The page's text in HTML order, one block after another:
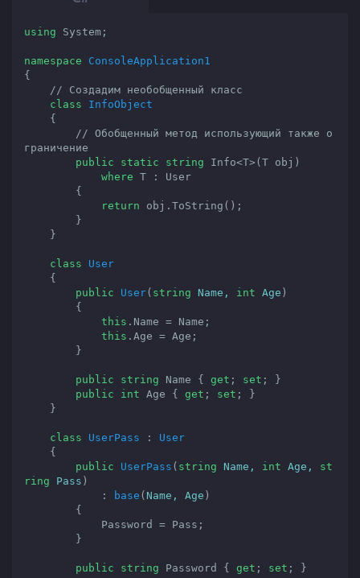
using System;
namespace
ConsoleApplication1
{
// Создадим необобщенный класс
class
InfoObject
// Обобщенный метод использующий также о
граничение
public
static string Info<T>(T obj)
where T : User
return obj.ToString();
class
User
public
User( string Name, int Age )
{
this .Name = Name;
this .Age = Age;
public string Name { get ; set ; }
public
int Age { get ; set ; }
class UserPass : User
public
UserPass ( string Name, int Age, st
ring Pass )
            :
base ( Name, Age )
{
public string Password { get ; set ; }